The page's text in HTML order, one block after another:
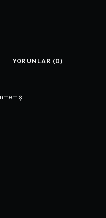
YORUMLAR (0)